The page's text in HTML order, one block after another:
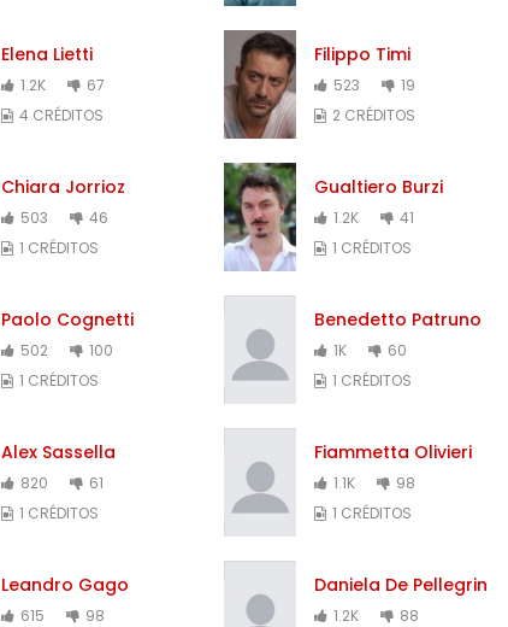
Elena Lietti
1.2K
67
4 CRÉDITOS
Filippo Timi
523
19
2 CRÉDITOS
Chiara Jorrioz
503
46
1 CRÉDITOS
Gualtiero Burzi
1.2K
41
1 CRÉDITOS
Paolo Cognetti
502
100
1 CRÉDITOS
Benedetto Patruno
1K
60
1 CRÉDITOS
Alex Sassella
820
61
1 CRÉDITOS
Fiammetta Olivieri
1.1K
98
1 CRÉDITOS
Leandro Gago
615
98
Daniela De Pellegrin
1.2K
88